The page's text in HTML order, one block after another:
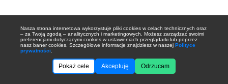
Nasza strona internetowa wykorzystuje pliki cookies w celach technicznych oraz
– za Twoją zgodą – analitycznych i marketingowych. Możesz zarządzać swoimi
preferencjami dotyczącymi cookies w ustawieniach przeglądarki lub poprzez
nasz baner cookies. Szczegółowe informacje znajdziesz w naszej Polityce
prywatności
Pokaż cele Akceptuję Odrzucam